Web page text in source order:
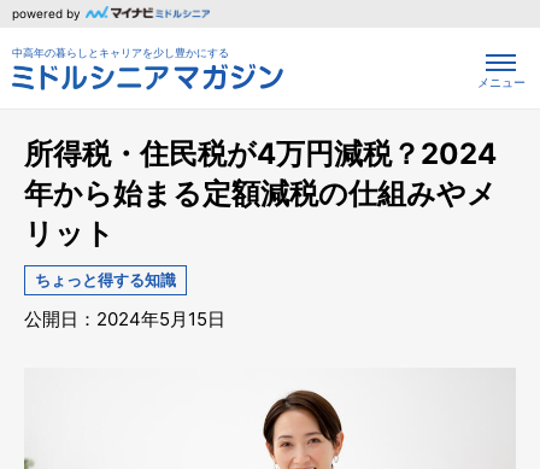
powered by
中高年の暮らしとキャリアを少し豊かにする
メニュー
所得税・住民税が4万円減税？2024
年から始まる定額減税の仕組みやメ
リット
ちょっと得する知識
公開日：2024年5月15日